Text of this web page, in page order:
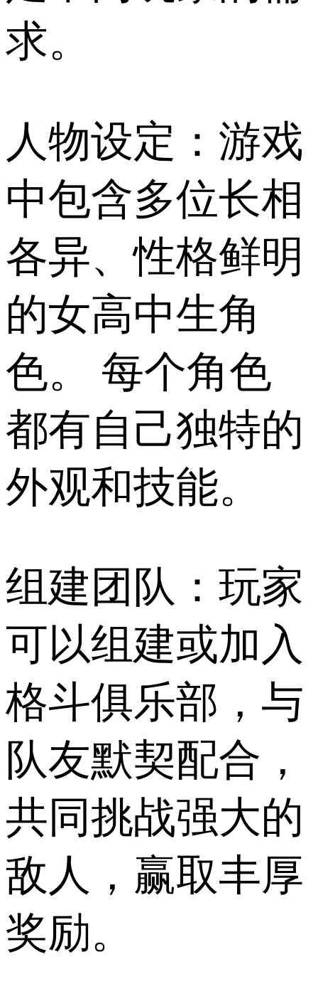
求。
人物设定：游戏
中包含多位长相
各异、性格鲜明
的女高中生角
色。 每个角色
都有自己独特的
外观和技能。
组建团队：玩家
可以组建或加入
格斗俱乐部，与
队友默契配合，
共同挑战强大的
敌人，赢取丰厚
奖励。